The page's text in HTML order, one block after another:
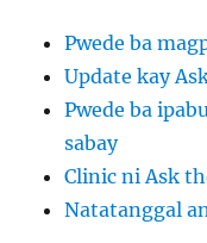
Pwede ba
Update kay
Pwede ba
sabay
Clinic ni Ask
Natatanggal